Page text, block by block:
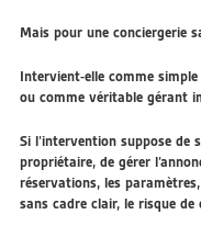
Mais pour une conciergerie
Intervient-elle comme
ou comme véritable gérant
Si l’intervention suppose de
propriétaire, de gérer
réservations, les
sans cadre clair, le risque